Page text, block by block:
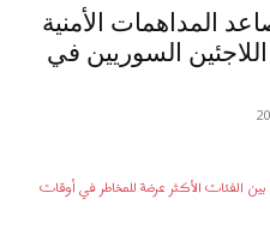
المداهمات الأمنية
السوريين في